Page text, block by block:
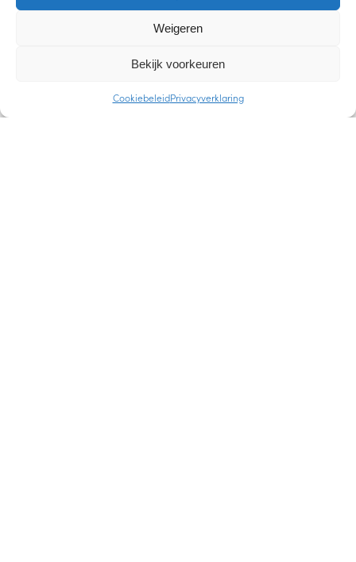
Weigeren
Bekijk voorkeuren
CookiebeleidPrivacyverklaring
0 van 600 max. aantal karakters